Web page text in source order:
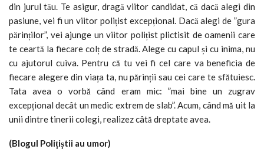
din jurul tău. Te asigur, dragă viitor candidat, că dacă alegi din
pasiune, vei fi un viitor polițist excepțional. Dacă alegi de ”gura
părinților”, vei ajunge un viitor polițist plictisit de oamenii care
te ceartă la fiecare colț de stradă. Alege cu capul și cu inima, nu
cu ajutorul cuiva. Pentru că tu vei fi cel care va beneficia de
fiecare alegere din viața ta, nu părinții sau cei care te sfătuiesc.
Tata avea o vorbă când eram mic: ”mai bine un zugrav
excepțional decât un medic extrem de slab”. Acum, când mă uit la
unii dintre tinerii colegi, realizez câtă dreptate avea.
(Blogul Polițiștii au umor)